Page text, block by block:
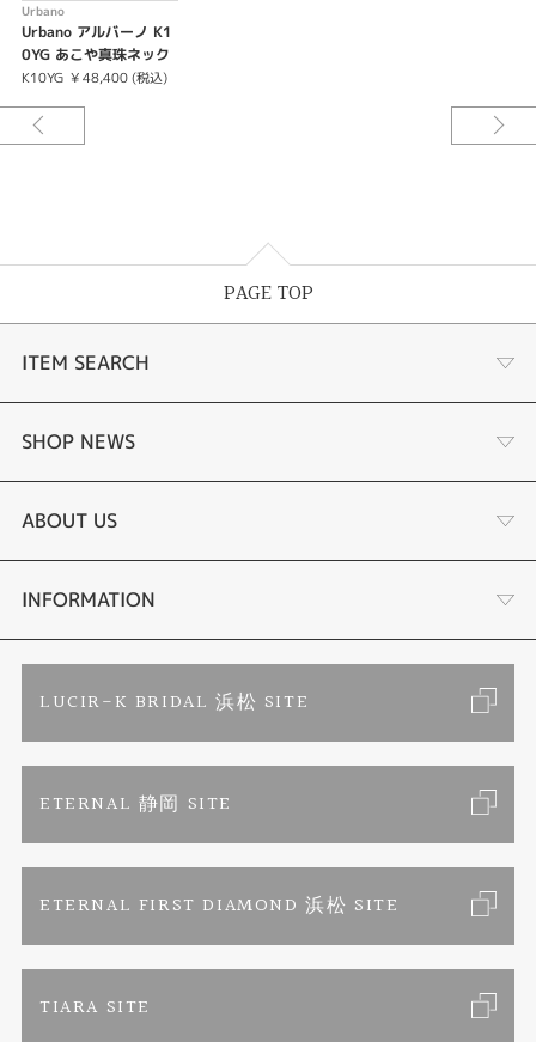
Urbano
Urbano アルバーノ K1
0YG あこや真珠ネック
レス 2.5-3mm
K10YG ¥ 48,400 (税込)
PAGE TOP
ITEM SEARCH
あこや真珠
黒蝶真珠
時計
色石
ジュエリーリフォーム
婚約指輪
Savon de Bijoux
SHOP NEWS
個性溢れる色石の魅力
YouTube ルシルケイチャンネル
ブライダルリングサイト
ブランドリスト
ペンを拾うお姉さん
ABOUT US
店舗情報・会社概要
お客様の声
INFORMATION
特定商取引に関する表記
LUCIR-K BRIDAL 浜松 SITE
ETERNAL 静岡 SITE
ETERNAL FIRST DIAMOND 浜松 SITE
TIARA SITE